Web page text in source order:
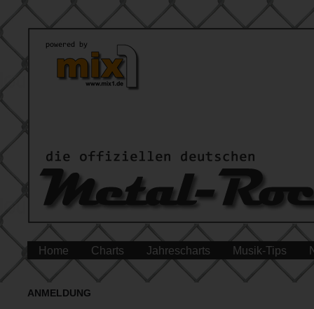
Home Charts Jahrescharts Musik-Tips
ANMELDUNG